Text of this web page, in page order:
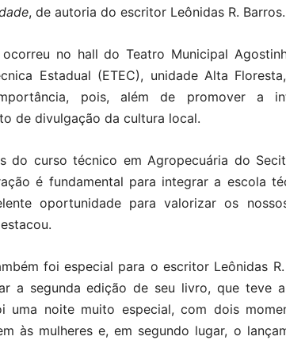
, de autoria do escritor Leônidas R. Barros.
no hall do Teatro Municipal
Estadual (ETEC), unidade Alta
pois, além de promover a
de divulgação da cultura local.
do curso técnico em Agropecuária do
é fundamental para integrar a escola
oportunidade para valorizar os
foi especial para o escritor Leônidas
a segunda edição de seu livro, que teve
uma noite muito especial, com dois
às mulheres e, em segundo lugar, o